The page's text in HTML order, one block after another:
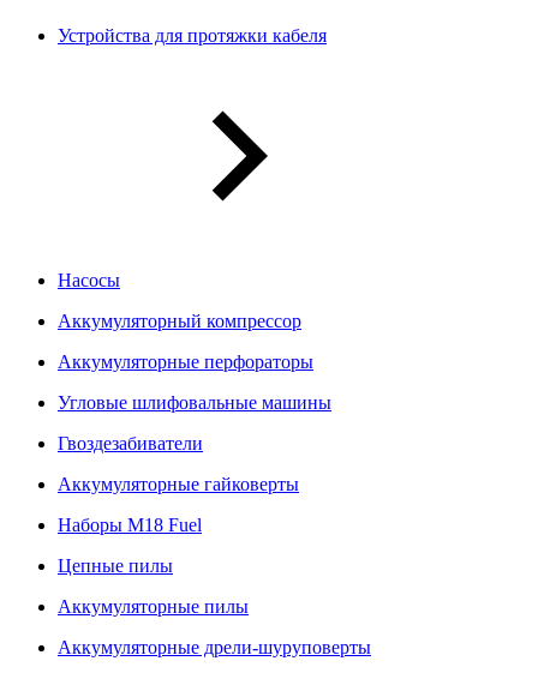
Устройства для протяжки кабеля
Насосы
Аккумуляторный компрессор
Аккумуляторные перфораторы
Угловые шлифовальные машины
Гвоздезабиватели
Аккумуляторные гайковерты
Наборы M18 Fuel
Цепные пилы
Аккумуляторные пилы
Аккумуляторные дрели-шуруповерты